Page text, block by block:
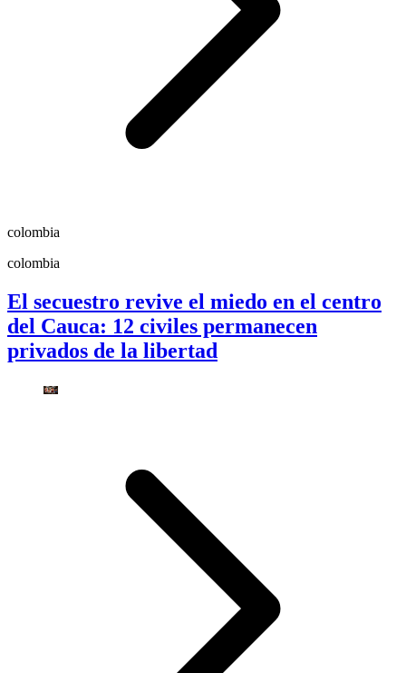
colombia
colombia
El secuestro revive el miedo en el centro
del Cauca: 12 civiles permanecen
privados de la libertad